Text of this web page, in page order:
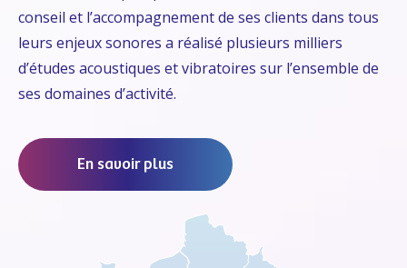
conseil et l’accompagnement de ses clients dans tous
leurs enjeux sonores a réalisé plusieurs milliers
d’études acoustiques et vibratoires sur l’ensemble de
ses domaines d’activité.
En savoir plus